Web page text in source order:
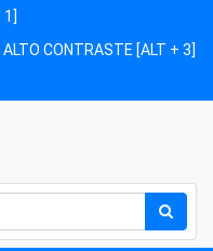
1]
ALTO CONTRASTE [ALT + 3]